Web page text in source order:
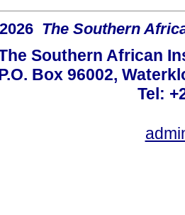
The Southern
Southern African
Box 96002,
Tel: